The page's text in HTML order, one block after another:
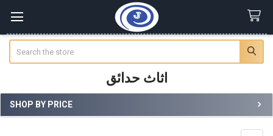
اثاث حدائق
Sidebar
SHOP BY PRICE